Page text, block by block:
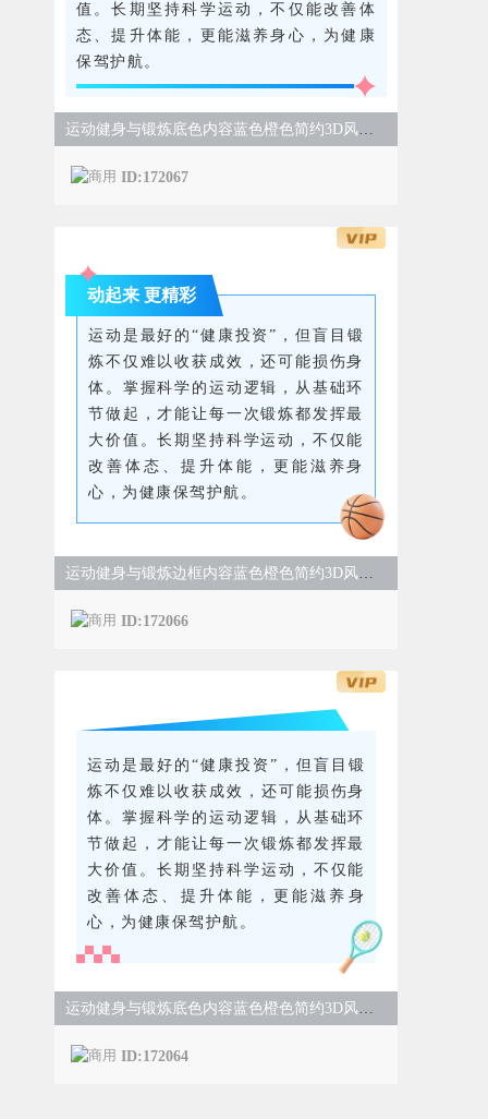
值。长期坚持科学运动，不仅能改善体
态、提升体能，更能滋养身心，为健康
保驾护航。
运动健身与锻炼底色内容蓝色橙色简约3D风样式
ID:172067
动起来 更精彩
运动是最好的“健康投资”，但盲目锻
炼不仅难以收获成效，还可能损伤身
体。掌握科学的运动逻辑，从基础环
节做起，才能让每一次锻炼都发挥最
大价值。长期坚持科学运动，不仅能
改善体态、提升体能，更能滋养身
心，为健康保驾护航。
运动健身与锻炼边框内容蓝色橙色简约3D风样式
ID:172066
运动是最好的“健康投资”，但盲目锻
炼不仅难以收获成效，还可能损伤身
体。掌握科学的运动逻辑，从基础环
节做起，才能让每一次锻炼都发挥最
大价值。长期坚持科学运动，不仅能
改善体态、提升体能，更能滋养身
心，为健康保驾护航。
运动健身与锻炼底色内容蓝色橙色简约3D风样式
ID:172064